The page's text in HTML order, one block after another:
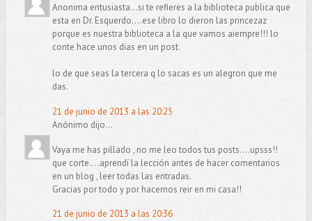
Anonima entusiasta...si te refieres a la biblioteca publica que
esta en Dr. Esquerdo....ese libro lo dieron las princezaz
porque es nuestra biblioteca a la que vamos aiempre!!! lo
conte hace unos dias en un post.
lo de que seas la tercera q lo sacas es un alegron que me
das.
21 de junio de 2013 a las 20:25
Anónimo dijo...
Vaya me has pillado , no me leo todos tus posts....upsss!!
que corte....aprendí la lección antes de hacer comentarios
en un blog , leer todas las entradas.
Gracias por todo y por hacernos reir en mi casa!!
21 de junio de 2013 a las 20:36